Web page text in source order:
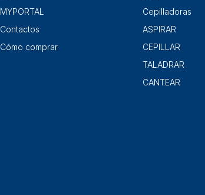
MYPORTAL
Contactos
Cómo comprar
Cepilladoras
ASPIRAR
CEPILLAR
TALADRAR
CANTEAR